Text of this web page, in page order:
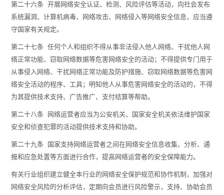
第二十六条 开展网络安全认证、检测、风险评估等活动，向社会发布
系统漏洞、计算机病毒、网络攻击、网络侵入等网络安全信息，应当遵
守国家有关规定。
第二十七条 任何个人和组织不得从事非法侵入他人网络、干扰他人网
络正常功能、窃取网络数据等危害网络安全的活动；不得提供专门用于
从事侵入网络、干扰网络正常功能及防护措施、窃取网络数据等危害网
络安全活动的程序、工具；明知他人从事危害网络安全的活动的，不得
为其提供技术支持、广告推广、支付结算等帮助。
第二十八条 网络运营者应当为公安机关、国家安全机关依法维护国家
安全和侦查犯罪的活动提供技术支持和协助。
第二十九条 国家支持网络运营者之间在网络安全信息收集、分析、通
报和应急处置等方面进行合作，提高网络运营者的安全保障能力。
有关行业组织建立健全本行业的网络安全保护规范和协作机制，加强对
网络安全风险的分析评估，定期向会员进行风险警示，支持、协助会员